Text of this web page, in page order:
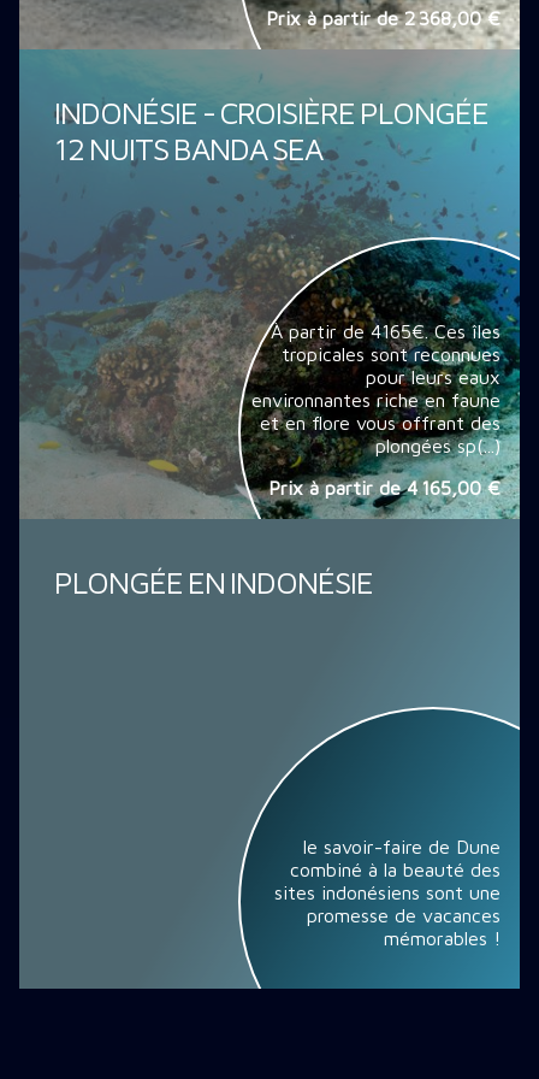
Prix à partir de2 368,00 €
INDONÉSIE - CROISIÈRE PLONGÉE
12 NUITS BANDA SEA
À partir de 4165€. Ces îles
tropicales sont reconnues
pour leurs eaux
environnantes riche en faune
et en flore vous offrant des
plongées sp(...)
Prix à partir de4 165,00 €
PLONGÉE EN INDONÉSIE
le savoir-faire de Dune
combiné à la beauté des
sites indonésiens sont une
promesse de vacances
mémorables !